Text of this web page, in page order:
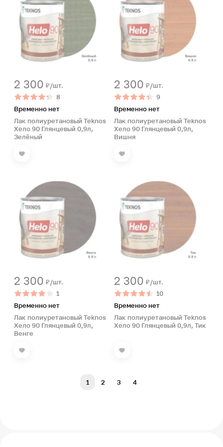
2 300 ₽/шт.
8
Временно нет
Лак полиуретановый Teknos
Хело 90 Глянцевый 0,9л,
Зелёный
2 300 ₽/шт.
9
Временно нет
Лак полиуретановый Teknos
Хело 90 Глянцевый 0,9л,
Вишня
2 300 ₽/шт.
1
Временно нет
Лак полиуретановый Teknos
Хело 90 Глянцевый 0,9л,
Венге
2 300 ₽/шт.
10
Временно нет
Лак полиуретановый Teknos
Хело 90 Глянцевый 0,9л, Тик
1 2 3 4